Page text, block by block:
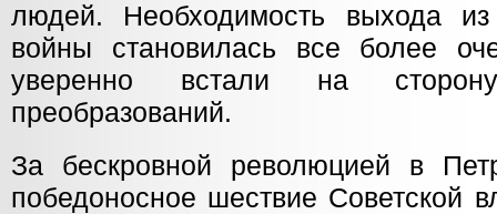
людей. Необходимость выхода из
войны становилась все более
уверенно встали на сторону
преобразований.
За бескровной революцией в
победоносное шествие Советской